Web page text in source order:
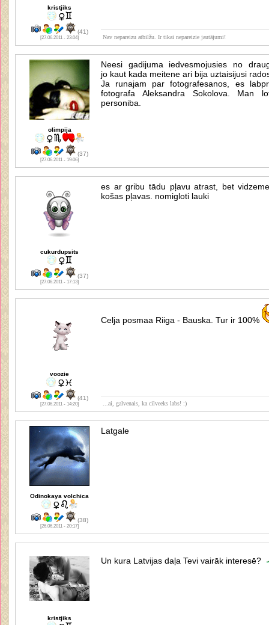
kristjiks
(41)
[27.06.2011 - 23:04] Nav nepareizu atbilžu. Ir tikai nepareizie jautājumi!
olimpija
(37)
[27.06.2011 - 19:06]
Neesi gadijuma iedvesmojusies no
jo kaut kada meitene ari bija uztaisijusi
Ja runajam par fotografesanos, es
fotografa Aleksandra Sokolova. Man
personiba.
cukurdupsits
(37)
[27.06.2011 - 17:13]
es ar gribu tādu pļavu atrast, bet
košas pļavas. nomigloti lauki
voozie
(41)
[27.06.2011 - 14:20]
Celja posmaa Riiga - Bauska. Tur ir 100%
...ai, galvenais, ka cilveeks labs! :)
Odinokaya volchica
(38)
[26.06.2011 - 20:17]
Latgale
kristjiks
Un kura Latvijas daļa Tevi vairāk interesē?